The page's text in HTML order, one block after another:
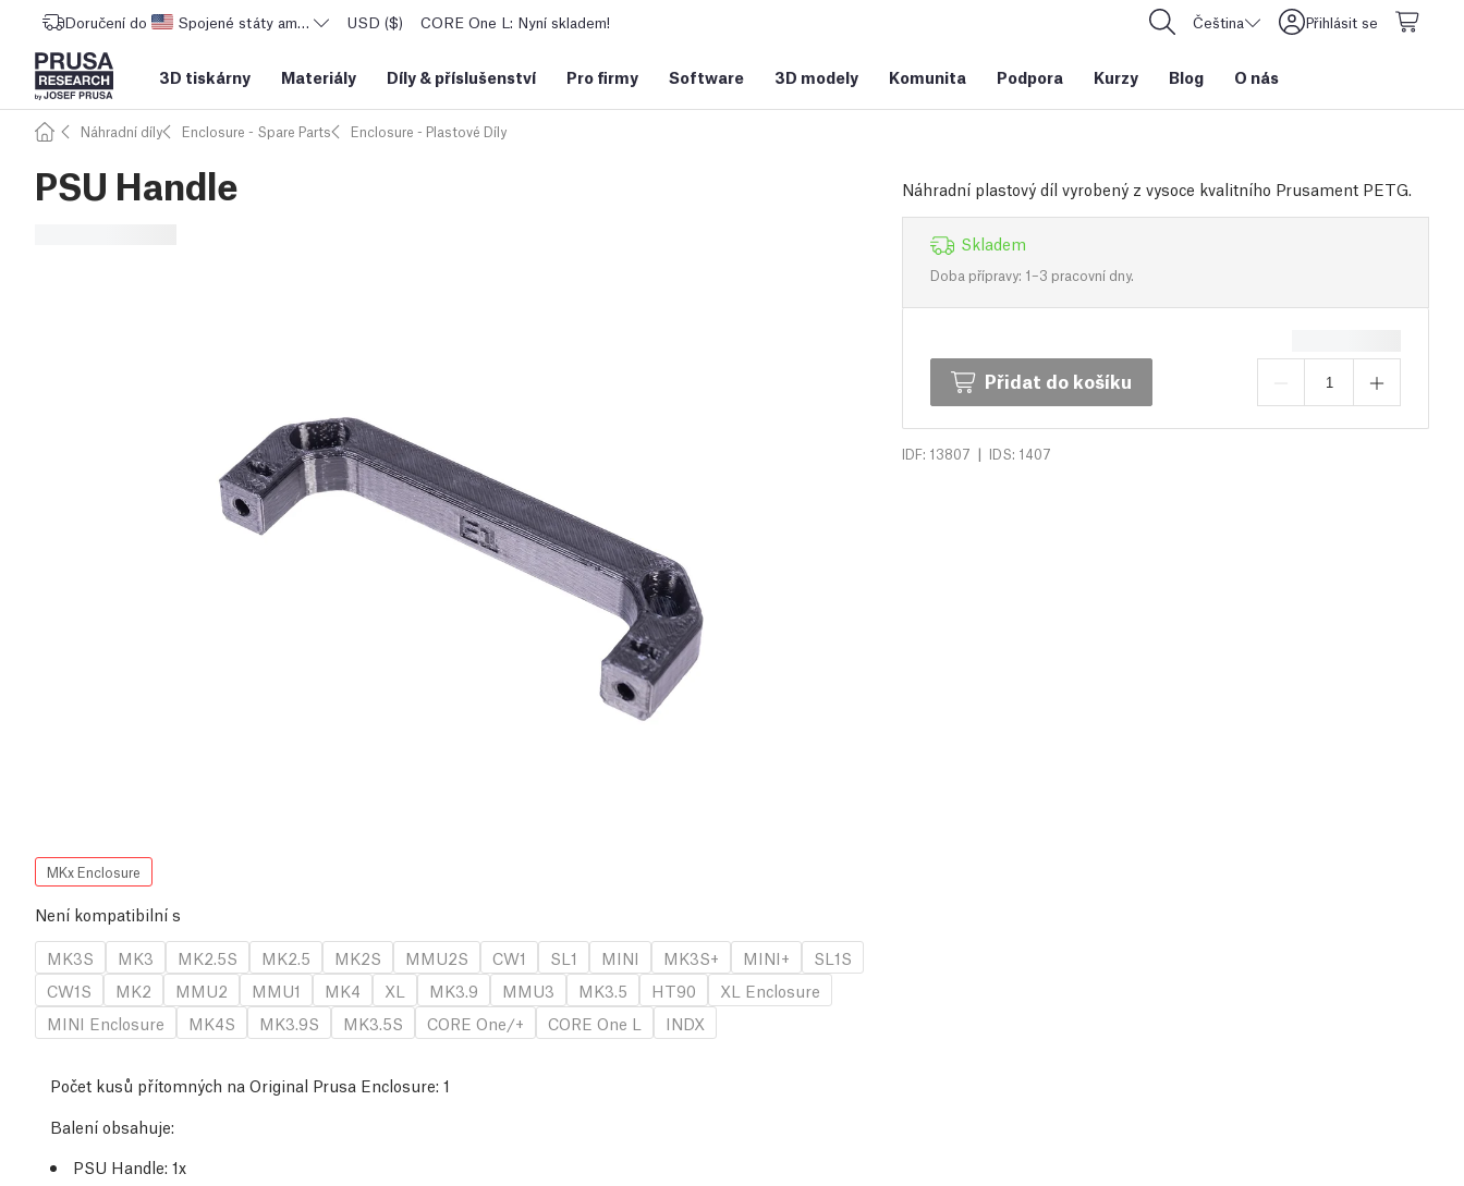
Doručení do Spojené státy americké USD ($) CORE One L: Nyní skladem! Čeština Přihlásit se
3D tiskárny Materiály Díly & příslušenství Pro firmy Software 3D modely Komunita Podpora Kurzy Blog O nás
Náhradní díly Enclosure - Spare Parts Enclosure - Plastové Díly
PSU Handle Náhradní plastový díl vyrobený z vysoce kvalitního Prusament PETG.
Skladem
Doba přípravy: 1–3 pracovní dny.
Přidat do košíku
IDF: 13807 | IDS: 1407
MKx Enclosure
Není kompatibilní s
MK3S
MK3 MK2.5S MK2.5 MK2S MMU2S CW1 SL1 MINI MK3S+ MINI+
SL1S
CW1S
MK2 MMU2 MMU1 MK4 XL MK3.9 MMU3 MK3.5 HT90
XL Enclosure
MINI Enclosure
MK4S MK3.9S MK3.5S CORE One/+ CORE One L INDX
Počet kusů přítomných na Original Prusa Enclosure: 1
Balení obsahuje:
PSU Handle: 1x